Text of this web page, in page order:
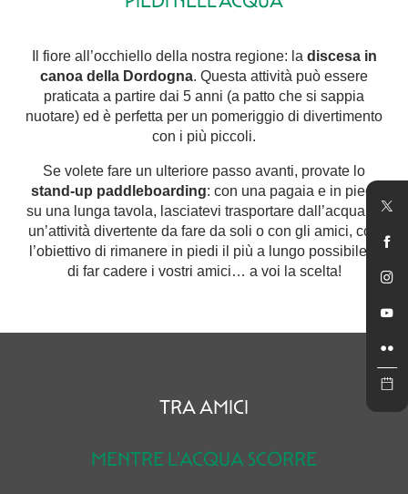
Il fiore all’occhiello della nostra regione: la discesa in
canoa della Dordogna. Questa attività può essere
praticata a partire dai 5 anni (a patto che si sappia
nuotare) ed è perfetta per un pomeriggio di divertimento
con i più piccoli.
Se volete fare un ulteriore passo avanti, provate lo
stand-up paddleboarding: con una pagaia e in piedi
su una lunga tavola, lasciatevi trasportare dall’acqua. È
un’attività divertente da fare da soli o con gli amici, con
l’obiettivo di rimanere in piedi il più a lungo possibile o
di far cadere i vostri amici… a voi la scelta!
TRA AMICI
MENTRE L'ACQUA SCORRE